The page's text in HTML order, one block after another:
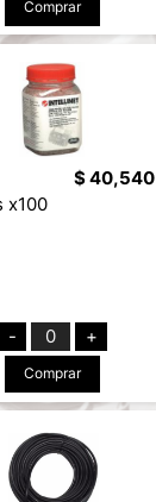
Comprar
x100
$ 40,540
- 0 +
Comprar